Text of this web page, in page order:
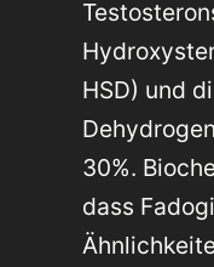
HSD) und
30%.
dass